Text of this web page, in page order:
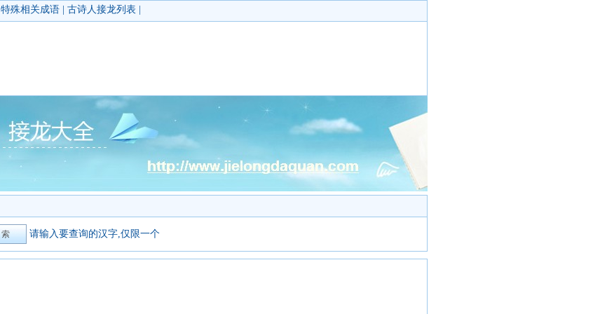
特殊相关成语 古诗人接龙列表
请输入要查询的汉字,仅限一个